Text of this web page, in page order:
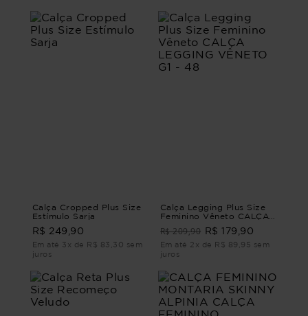
Calça Cropped Plus Size
Estímulo Sarja
R$ 249,90
Em até 3x de R$ 83,30 sem
juros
Calça Legging Plus Size
Feminino Vêneto CALÇA
LEGGING VÊNETO G1 - 48
R$ 209,90 R$ 179,90
Em até 2x de R$ 89,95 sem
juros